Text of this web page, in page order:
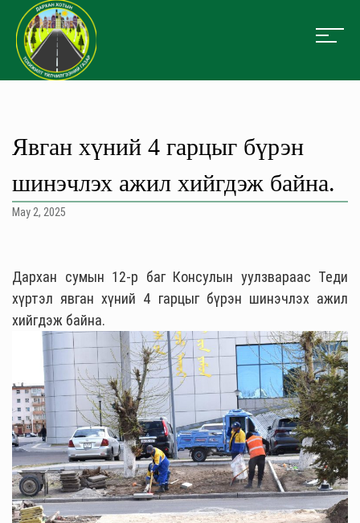
Явган хүний 4 гарцыг бүрэн
шинэчлэх ажил хийгдэж байна.
May 2, 2025
Дархан сумын 12-р баг Консулын уулзвараас Теди
хүртэл явган хүний 4 гарцыг бүрэн шинэчлэх ажил
хийгдэж байна.